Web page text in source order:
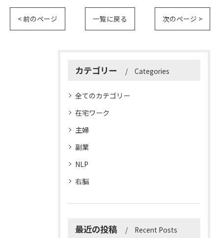
< 前のページ 一覧に戻る 次のページ >
カテゴリー Categories
全てのカテゴリー
在宅ワーク
主婦
副業
NLP
右脳
最近の投稿 Recent Posts